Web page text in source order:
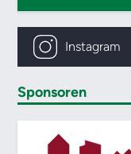
Instagram
Sponsoren